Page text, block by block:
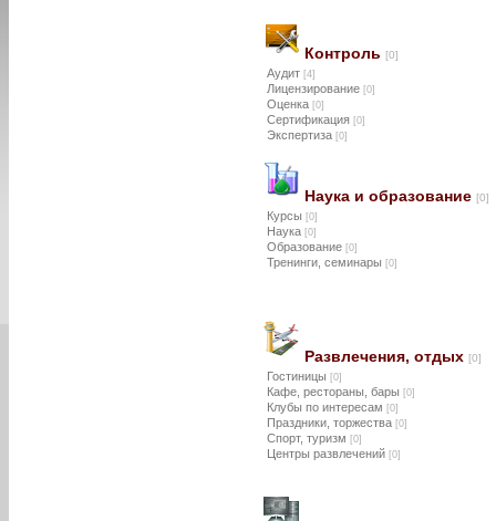
Контроль [0]
Аудит [4]
Лицензирование [0]
Оценка [0]
Сертификация [0]
Экспертиза [0]
Наука и образование [0]
Курсы [0]
Наука [0]
Образование [0]
Тренинги, семинары [0]
Развлечения, отдых [0]
Гостиницы [0]
Кафе, рестораны, бары [0]
Клубы по интересам [0]
Праздники, торжества [0]
Спорт, туризм [0]
Центры развлечений [0]